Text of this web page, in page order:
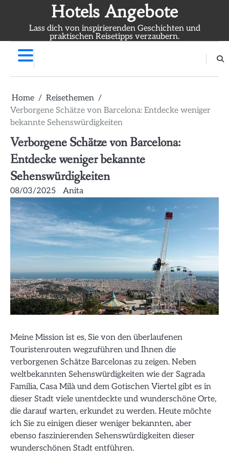
Hotels Angebote
Lass dich von inspirierenden Geschichten und
praktischen Reisetipps verzaubern.
Home
Reisethemen
Verborgene Schätze von Barcelona: Entdecke weniger
bekannte Sehenswürdigkeiten
Verborgene Schätze von Barcelona:
Entdecke weniger bekannte
Sehenswürdigkeiten
08/03/2025 Anita
Meine Mission ist es, Sie von den überlaufenen
Touristenrouten wegzuführen und Ihnen die
verborgenen Schätze Barcelonas zu zeigen. Neben
weltbekannten Sehenswürdigkeiten wie der Sagrada
Familia, Casa Milà und dem Gotischen Viertel gibt es in
dieser Stadt viele unentdeckte und wunderschöne Orte,
die darauf warten, erkundet zu werden. Heute möchte
ich Sie zu einigen dieser weniger bekannten, aber
ebenso faszinierenden Sehenswürdigkeiten dieser
wunderschönen Stadt entführen.